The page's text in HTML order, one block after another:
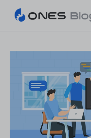
ONES Project
ONES Wiki